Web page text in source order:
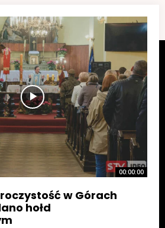
00:00:00
w Górach
hołd